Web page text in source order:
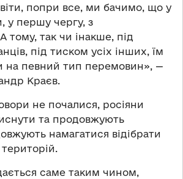
попри все, ми бачимо, що у
у першу чергу, з
тому, так чи інакше, під
під тиском усіх інших, їм
на певний тип перемовин», —
Краєв.
не почалися, росіяни
та продовжують
намагатися відібрати
саме таким чином,